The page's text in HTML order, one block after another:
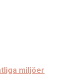
miljöer